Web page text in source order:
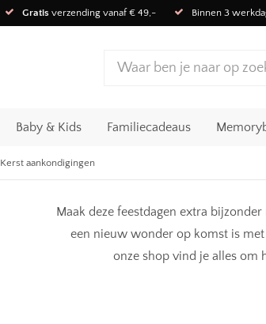
Gratis verzending vanaf € 49,- Binnen 3
Baby & Kids Familiecadeaus
Kerst aankondigingen
Maak deze feestdagen extra
een nieuw wonder op komst is
onze shop vind je alles om